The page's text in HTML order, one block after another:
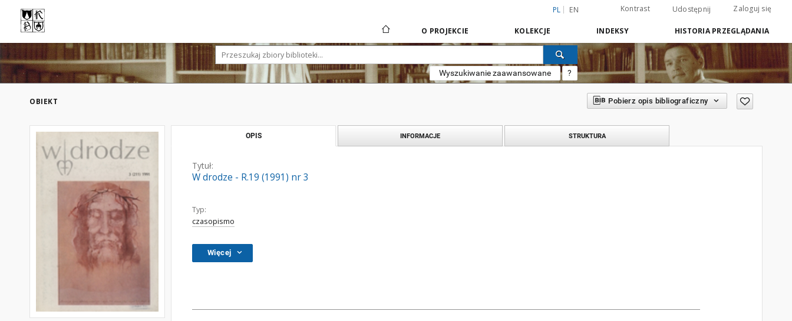
PL EN Kontrast Udostępnij Zaloguj się
O PROJEKCIE KOLEKCJE INDEKSY HISTORIA PRZEGLĄDANIA
Wyszukiwanie zaawansowane ?
OBIEKT Pobierz opis bibliograficzny
OPIS INFORMACJE STRUKTURA
Tytuł:
W drodze - R.19 (1991) nr 3
Typ:
czasopismo
Więcej